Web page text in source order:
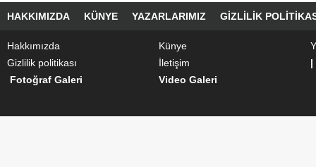
HAKKIMIZDA KÜNYE YAZARLARIMIZ GIZLILIK
Hakkımızda Künye
Gizlilik politikası
İletişim
|
Fotoğraf Galeri
Video Galeri